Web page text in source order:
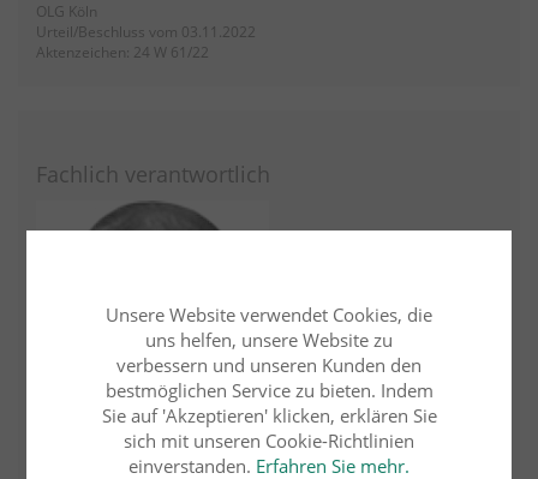
OLG Köln
Urteil/Beschluss vom 03.11.2022
Aktenzeichen: 24 W 61/22
Fachlich verantwortlich
Unsere Website verwendet Cookies, die
uns helfen, unsere Website zu
verbessern und unseren Kunden den
bestmöglichen Service zu bieten. Indem
Sie auf 'Akzeptieren' klicken, erklären Sie
sich mit unseren Cookie-Richtlinien
einverstanden. Erfahren Sie mehr.